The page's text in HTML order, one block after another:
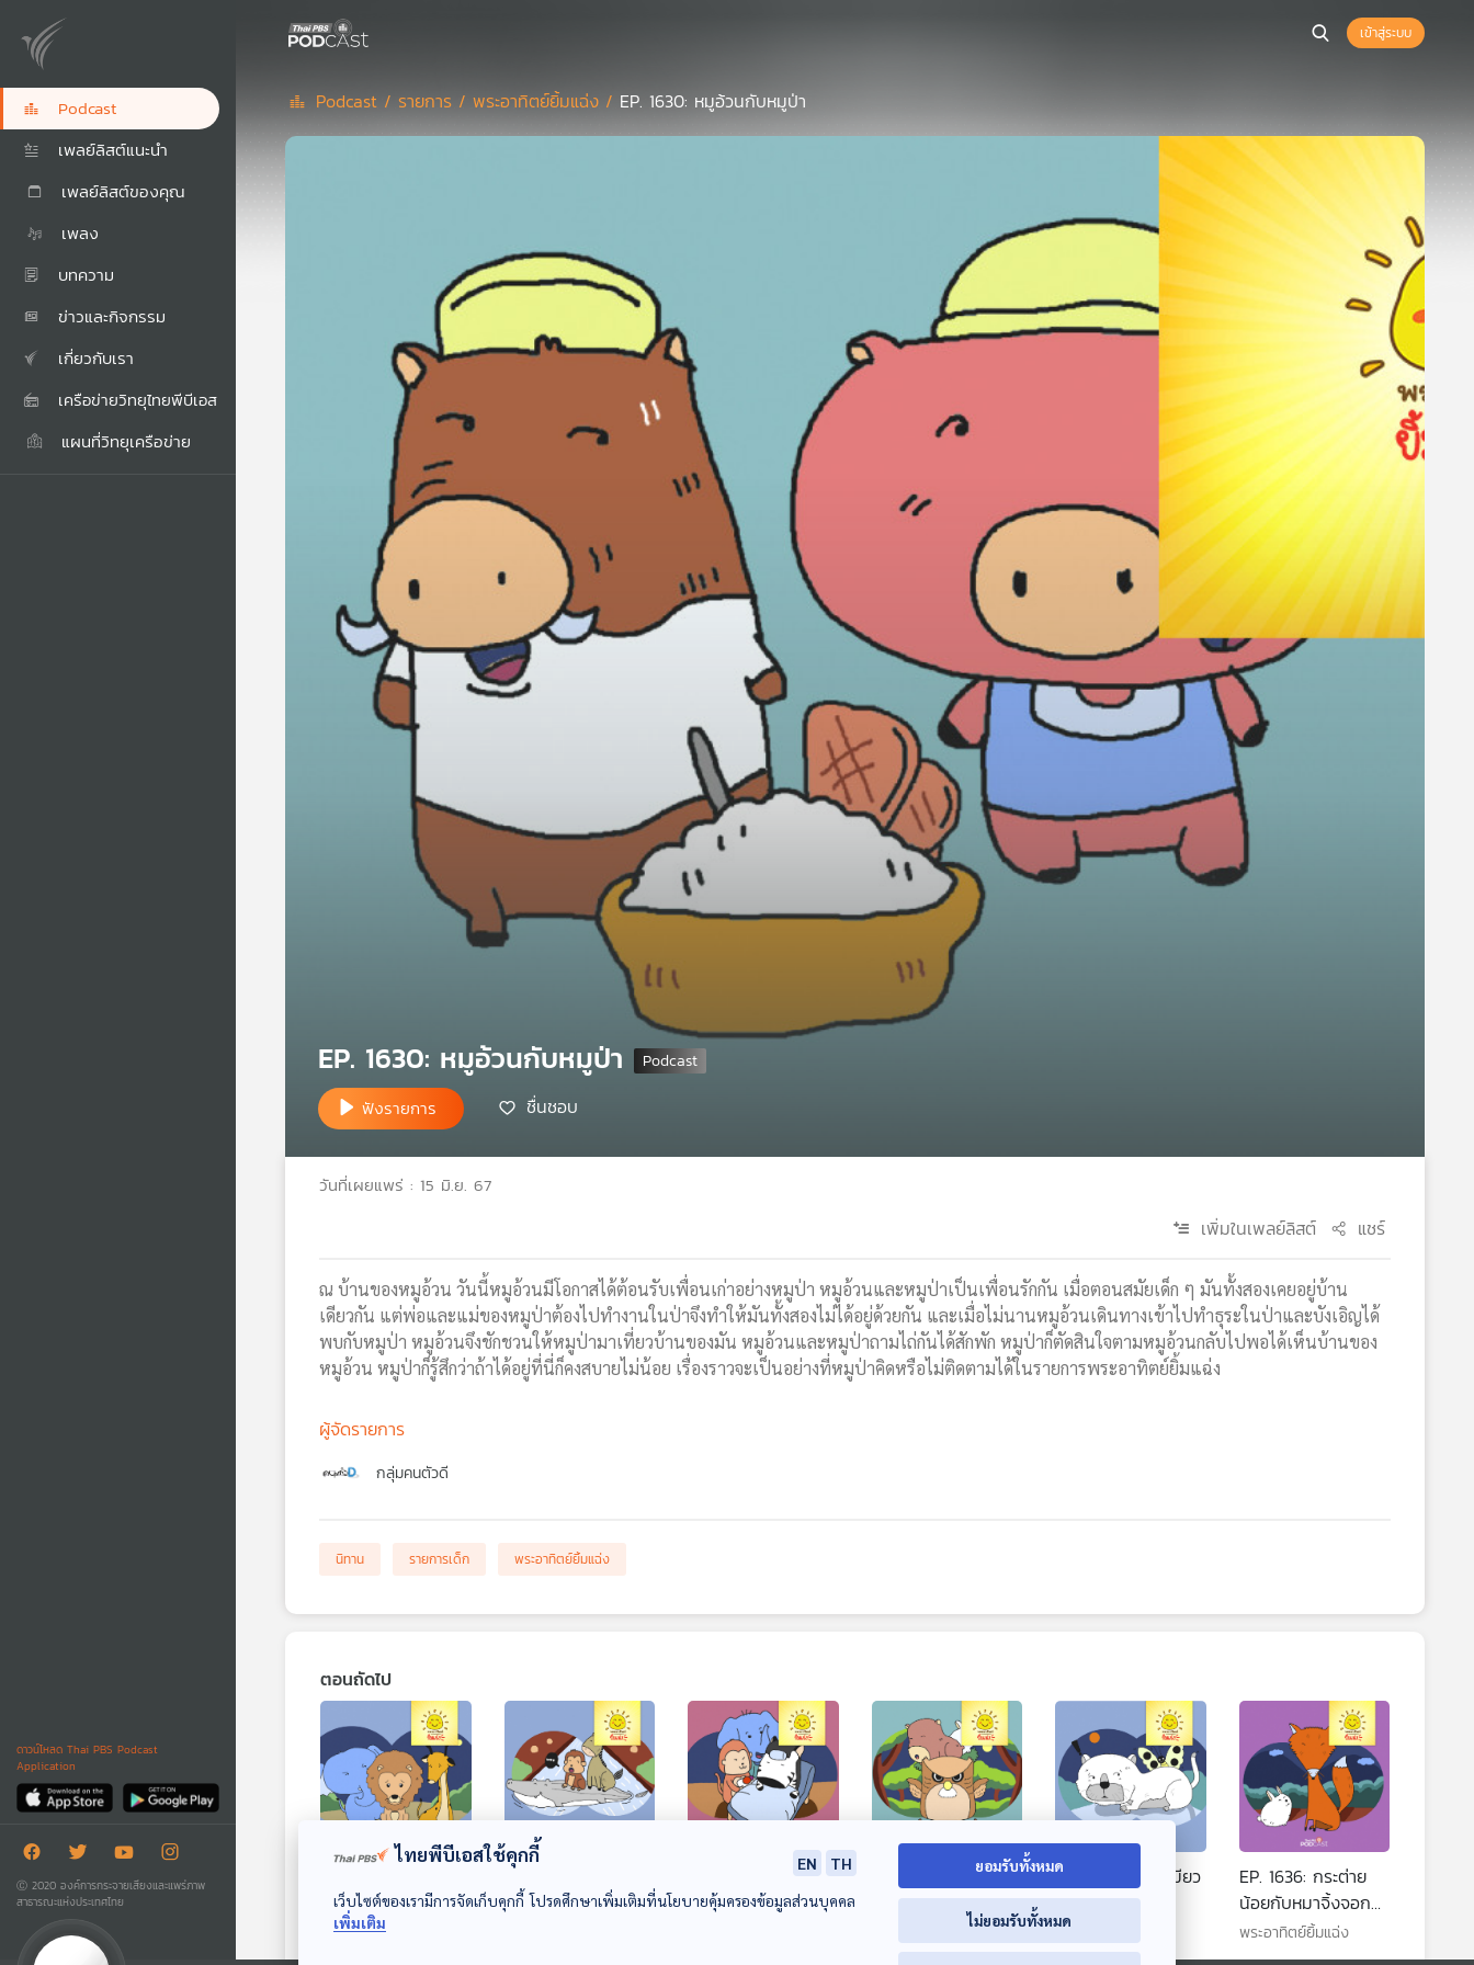
Podcast
เพลย์ลิสต์แนะนำ
เพลย์ลิสต์ของคุณ
เพลง
บทความ
ข่าวและกิจกรรม
เกี่ยวกับเรา
เครือข่ายวิทยุไทยพีบีเอส
แผนที่วิทยุเครือข่าย
ดาวน์โหลด Thai PBS Podcast
Application
Ⓒ 2020 องค์การกระจายเสียงและแพร่ภาพ
สาธารณะแห่งประเทศไทย
เข้าสู่ระบบ
Podcast / รายการ /พระอาทิตย์ยิ้มแฉ่ง / EP. 1630: หมูอ้วนกับหมูป่า
EP. 1630: หมูอ้วนกับหมูป่า
ฟังรายการ ชื่นชอบ
วันที่เผยแพร่ : 15 มิ.ย. 67
เพิ่มในเพลย์ลิสต์ แชร์
ณ บ้านของหมูอ้วน วันนี้หมูอ้วนมีโอกาสได้ต้อนรับเพื่อนเก่าอย่างหมูป่า หมูอ้วนและหมูป่าเป็นเพื่อนรักกัน เมื่อตอนสมัยเด็ก ๆ มันทั้งสองเคยอยู่บ้าน
เดียวกัน แต่พ่อและแม่ของหมูป่าต้องไปทำงานในป่าจึงทำให้มันทั้งสองไม่ได้อยู่ด้วยกัน และเมื่อไม่นานหมูอ้วนเดินทางเข้าไปทำธุระในป่าและบังเอิญได้
พบกับหมูป่า หมูอ้วนจึงชักชวนให้หมูป่ามาเที่ยวบ้านของมัน หมูอ้วนและหมูป่าถามไถ่กันได้สักพัก หมูป่าก็ตัดสินใจตามหมูอ้วนกลับไปพอได้เห็นบ้านของ
หมูอ้วน หมูป่าก็รู้สึกว่าถ้าได้อยู่ที่นี่ก็คงสบายไม่น้อย เรื่องราวจะเป็นอย่างที่หมูป่าคิดหรือไม่ติดตามได้ในรายการพระอาทิตย์ยิ้มแฉ่ง
ผู้จัดรายการ
กลุ่มคนตัวดี
นิทาน รายการเด็ก พระอาทิตย์ยิ้มแฉ่ง
ตอนถัดไป
ของสิงโตกับช้าง
พระอาทิตย์ยิ้มแฉ่ง
EP. 1632: จระเข้มี
น้ำใจ
EP. 1633: คุณครู
ม้าลายป่วย
EP. 1634: ลุงฮูกกับ
เวลากลางคืน
พระอาทิตย์ยิ้มแฉ่ง
EP. 1635: แมวเหมียว
กับผีเสื้อ
พระอาทิตย์ยิ้มแฉ่ง
EP. 1636: กระต่าย
น้อยกับหมาจิ้งจอก
นักล่า
พระอาทิตย์ยิ้มแฉ่ง
ไทยพีบีเอสใช้คุกกี้ EN
TH
เว็บไซต์ของเรามีการจัดเก็บคุกกี้ โปรดศึกษาเพิ่มเติมที่นโยบายคุ้มครองข้อมูลส่วนบุคคล
เพิ่มเติม
ยอมรับทั้งหมด
ไม่ยอมรับทั้งหมด